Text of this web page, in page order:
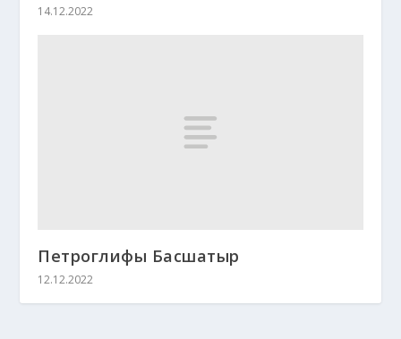
14.12.2022
Петроглифы Басшатыр
12.12.2022